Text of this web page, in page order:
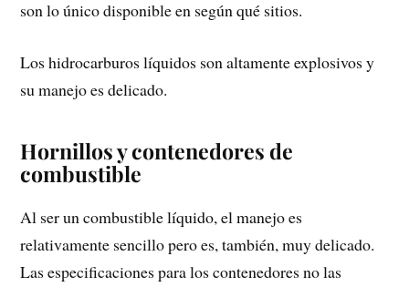
son lo único disponible en según qué sitios.
Los hidrocarburos líquidos son altamente explosivos y
su manejo es delicado.
Hornillos y contenedores de
combustible
Al ser un combustible líquido, el manejo es
relativamente sencillo pero es, también, muy delicado.
Las especificaciones para los contenedores no las